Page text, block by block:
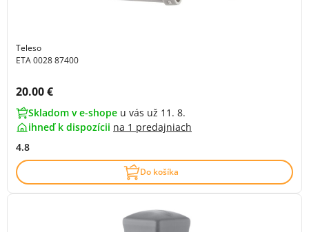
Teleso
ETA 0028 87400
Cena s DPH:
20.00 €
Skladom v e-shope u vás už 11. 8.
ihneď k dispozícii na 1 predajniach
4.8
Do košíka